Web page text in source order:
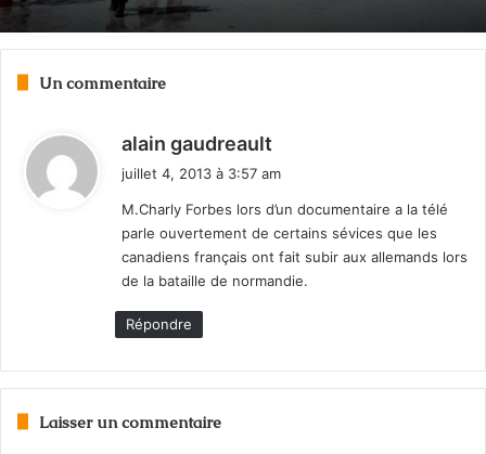
Un commentaire
alain gaudreault
:
juillet 4, 2013 à 3:57 am
M.Charly Forbes lors d’un documentaire a la télé
parle ouvertement de certains sévices que les
canadiens français ont fait subir aux allemands lors
de la bataille de normandie.
Répondre
Laisser un commentaire